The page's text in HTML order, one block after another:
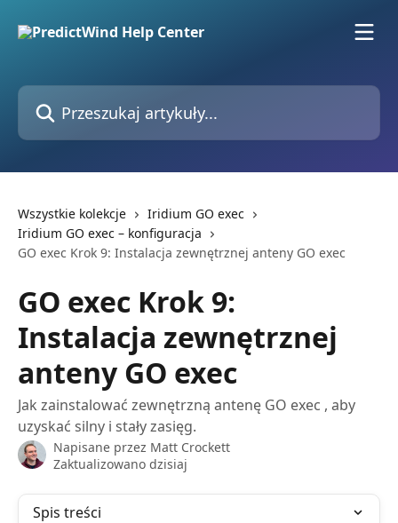
Przeszukaj artykuły...
Wszystkie kolekcje
Iridium GO exec
Iridium GO exec – konfiguracja
GO exec Krok 9: Instalacja zewnętrznej anteny GO exec
GO exec Krok 9:
Instalacja zewnętrznej
anteny GO exec
Jak zainstalować zewnętrzną antenę GO exec , aby
uzyskać silny i stały zasięg.
Napisane przez Matt Crockett
Zaktualizowano dzisiaj
Spis treści